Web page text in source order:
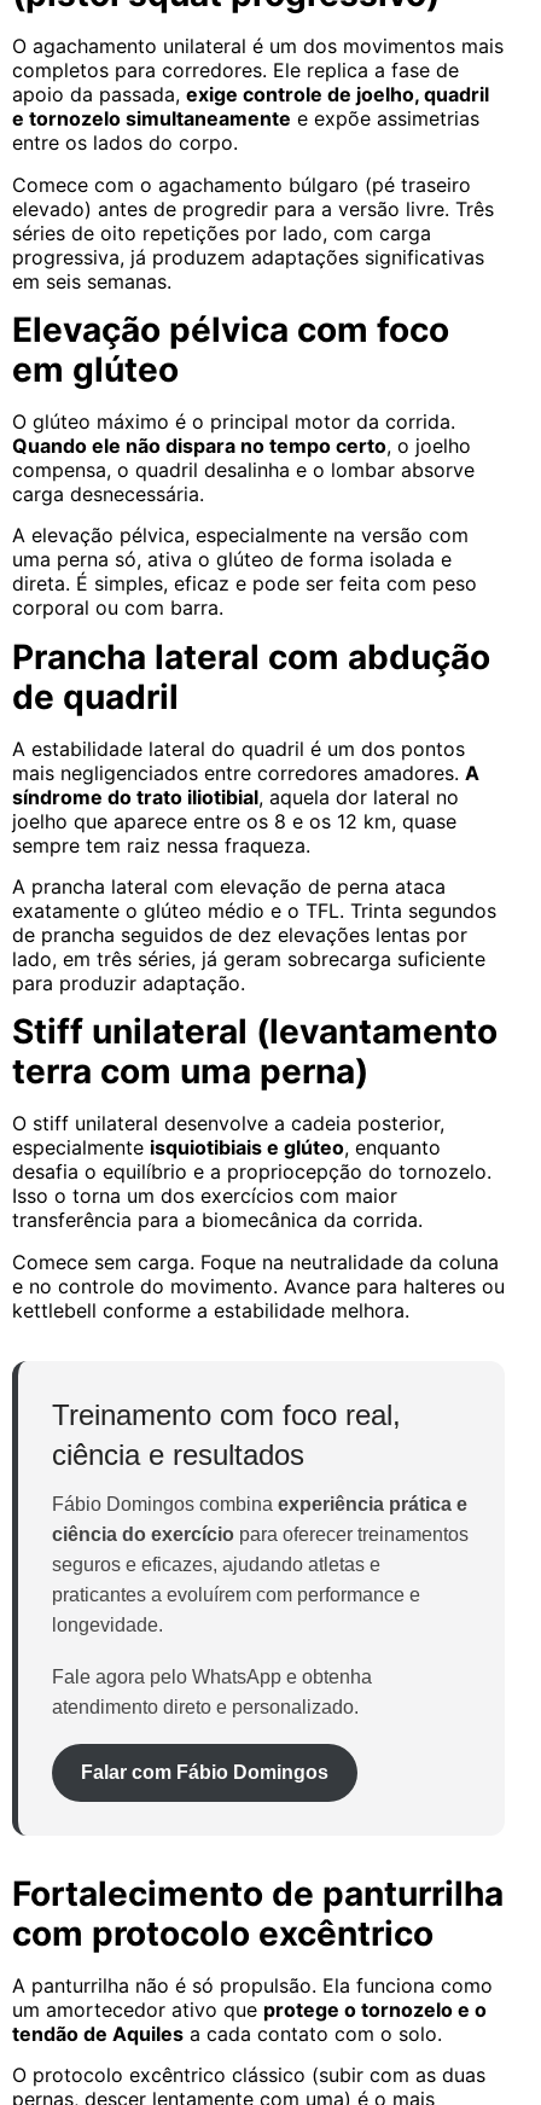
O agachamento unilateral é um dos movimentos mais
completos para corredores. Ele replica a fase de
apoio da passada, exige controle de joelho, quadril
e tornozelo simultaneamente e expõe assimetrias
entre os lados do corpo.
Comece com o agachamento búlgaro (pé traseiro
elevado) antes de progredir para a versão livre. Três
séries de oito repetições por lado, com carga
progressiva, já produzem adaptações significativas
em seis semanas.
Elevação pélvica com foco
em glúteo
O glúteo máximo é o principal motor da corrida.
Quando ele não dispara no tempo certo, o joelho
compensa, o quadril desalinha e o lombar absorve
carga desnecessária.
A elevação pélvica, especialmente na versão com
uma perna só, ativa o glúteo de forma isolada e
direta. É simples, eficaz e pode ser feita com peso
corporal ou com barra.
Prancha lateral com abdução
de quadril
A estabilidade lateral do quadril é um dos pontos
mais negligenciados entre corredores amadores. A
síndrome do trato iliotibial, aquela dor lateral no
joelho que aparece entre os 8 e os 12 km, quase
sempre tem raiz nessa fraqueza.
A prancha lateral com elevação de perna ataca
exatamente o glúteo médio e o TFL. Trinta segundos
de prancha seguidos de dez elevações lentas por
lado, em três séries, já geram sobrecarga suficiente
para produzir adaptação.
Stiff unilateral (levantamento
terra com uma perna)
O stiff unilateral desenvolve a cadeia posterior,
especialmente isquiotibiais e glúteo, enquanto
desafia o equilíbrio e a propriocepção do tornozelo.
Isso o torna um dos exercícios com maior
transferência para a biomecânica da corrida.
Comece sem carga. Foque na neutralidade da coluna
e no controle do movimento. Avance para halteres ou
kettlebell conforme a estabilidade melhora.
Treinamento com foco real,
ciência e resultados
Fábio Domingos combina experiência prática e
ciência do exercício para oferecer treinamentos
seguros e eficazes, ajudando atletas e
praticantes a evoluírem com performance e
longevidade.
Fale agora pelo WhatsApp e obtenha
atendimento direto e personalizado.
Falar com Fábio Domingos
Fortalecimento de panturrilha
com protocolo excêntrico
A panturrilha não é só propulsão. Ela funciona como
um amortecedor ativo que protege o tornozelo e o
tendão de Aquiles a cada contato com o solo.
O protocolo excêntrico clássico (subir com as duas
pernas, descer lentamente com uma) é o mais